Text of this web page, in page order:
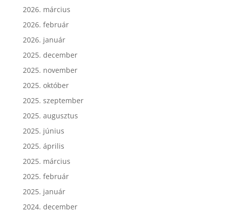
2026. március
2026. február
2026. január
2025. december
2025. november
2025. október
2025. szeptember
2025. augusztus
2025. június
2025. április
2025. március
2025. február
2025. január
2024. december